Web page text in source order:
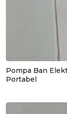
Pompa Ban
Portabel